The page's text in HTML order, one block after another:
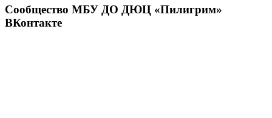
Сообщество МБУ ДО ДЮЦ «Пилигрим»
ВКонтакте